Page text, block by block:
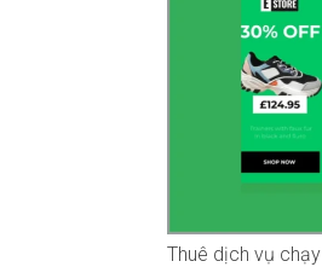
Thuê dịch vụ